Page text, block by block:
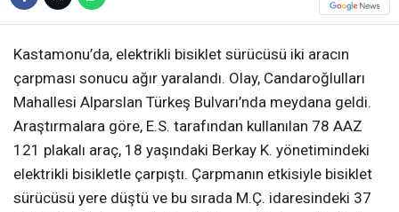
Kastamonu’da, elektrikli bisiklet sürücüsü iki aracın
çarpması sonucu ağır yaralandı. Olay, Candaroğlulları
Mahallesi Alparslan Türkeş Bulvarı’nda meydana geldi.
Araştırmalara göre, E.S. tarafından kullanılan 78 AAZ
121 plakalı araç, 18 yaşındaki Berkay K. yönetimindeki
elektrikli bisikletle çarpıştı. Çarpmanın etkisiyle bisiklet
sürücüsü yere düştü ve bu sırada M.Ç. idaresindeki 37